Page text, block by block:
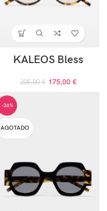
KALEOS Bless
205,00€ 175,00 €
-26%
AGOTADO